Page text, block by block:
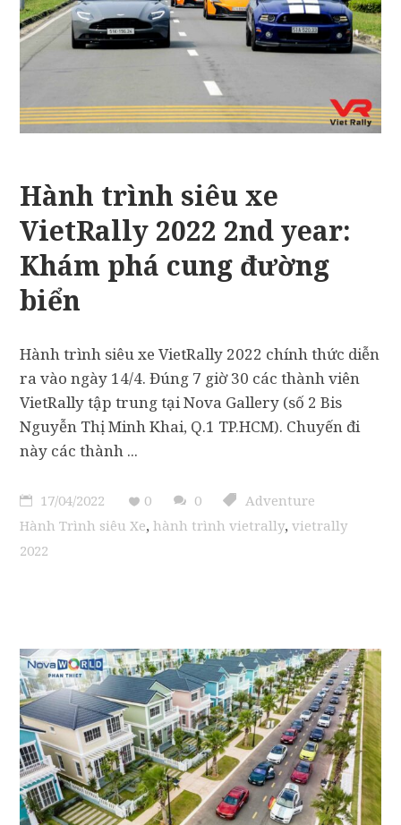
Hành trình siêu xe
VietRally 2022 2nd year:
Khám phá cung đường
biển
Hành trình siêu xe VietRally 2022 chính thức diễn
ra vào ngày 14/4. Đúng 7 giờ 30 các thành viên
VietRally tập trung tại Nova Gallery (số 2 Bis
Nguyễn Thị Minh Khai, Q.1 TP.HCM). Chuyến đi
này các thành
17/04/2022 0 0
Adventure
Hành Trình siêu Xe,hành trình vietrally,vietrally
2022